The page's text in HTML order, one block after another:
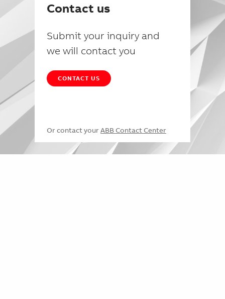
Contact us
Submit your inquiry and
we will contact you
CONTACT US
Or contact your ABB Contact Center